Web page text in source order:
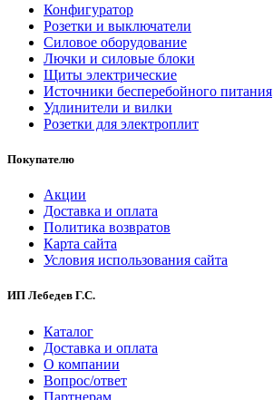
Конфигуратор
Розетки и выключатели
Силовое оборудование
Лючки и силовые блоки
Щиты электрические
Источники бесперебойного питания
Удлинители и вилки
Розетки для электроплит
Покупателю
Акции
Доставка и оплата
Политика возвратов
Карта сайта
Условия использования сайта
ИП Лебедев Г.С.
Каталог
Доставка и оплата
О компании
Вопрос/ответ
Партнерам